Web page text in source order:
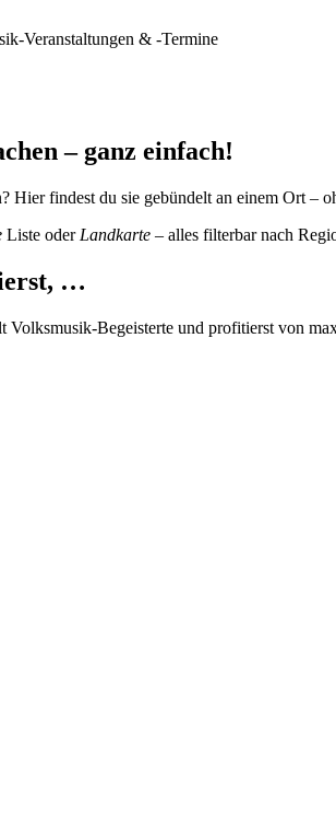
Veranstaltungen & -Termine
– ganz einfach!
findest du sie gebündelt an einem Ort –
Liste oder Landkarte – alles filterbar nach
…
Begeisterte und profitierst von